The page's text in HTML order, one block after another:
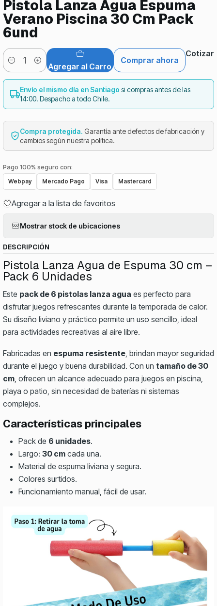
Pistola Lanza Agua Espuma
Verano Piscina 30 Cm Pack
6und
Cantidad Agregar al Carro
Comprar ahora
Cotizar
Envío el mismo día en Santiago si compras antes de las
14:00. Despacho a todo Chile.
Compra protegida. Garantía ante defectos de fabricación y
cambios según nuestra política.
Pago 100% seguro con:
Webpay Mercado Pago Visa Mastercard
Agregar a la lista de favoritos
Mostrar stock de ubicaciones
DESCRIPCIÓN
Pistola Lanza Agua de Espuma 30 cm –
Pack 6 Unidades
Este pack de 6 pistolas lanza agua es perfecto para
disfrutar juegos refrescantes durante la temporada de calor.
Su diseño liviano y práctico permite un uso sencillo, ideal
para actividades recreativas al aire libre.
Fabricadas en espuma resistente, brindan mayor seguridad
durante el juego y buena durabilidad. Con un tamaño de 30
cm, ofrecen un alcance adecuado para juegos en piscina,
playa o patio, sin necesidad de baterías ni sistemas
complejos.
Características principales
Pack de 6 unidades.
Largo: 30 cm cada una.
Material de espuma liviana y segura.
Colores surtidos.
Funcionamiento manual, fácil de usar.